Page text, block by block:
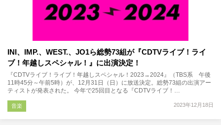
INI、IMP.、WEST.、JO1ら総勢73組が『CDTVライブ！ライ
ブ！年越しスペシャル！』に出演決定！
『CDTVライブ！ライブ！年越しスペシャル！2023→2024』（TBS系 午後
11時45分～午前5時）が、12月31日（日）に放送決定。総勢73組の出演アー
ティストが発表された。 今年で25回目となる『CDTVライブ！…
2023年12月18日
音楽